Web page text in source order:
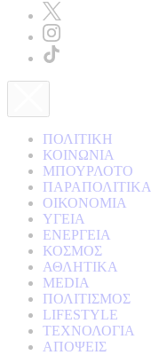
ΠΟΛΙΤΙΚΗ
ΚΟΙΝΩΝΙΑ
ΜΠΟΥΡΛΟΤΟ
ΠΑΡΑΠΟΛΙΤΙΚΑ
ΟΙΚΟΝΟΜΙΑ
ΥΓΕΙΑ
ΕΝΕΡΓΕΙΑ
ΚΟΣΜΟΣ
ΑΘΛΗΤΙΚΑ
MEDIA
ΠΟΛΙΤΙΣΜΟΣ
LIFESTYLE
ΤΕΧΝΟΛΟΓΙΑ
ΑΠΟΨΕΙΣ